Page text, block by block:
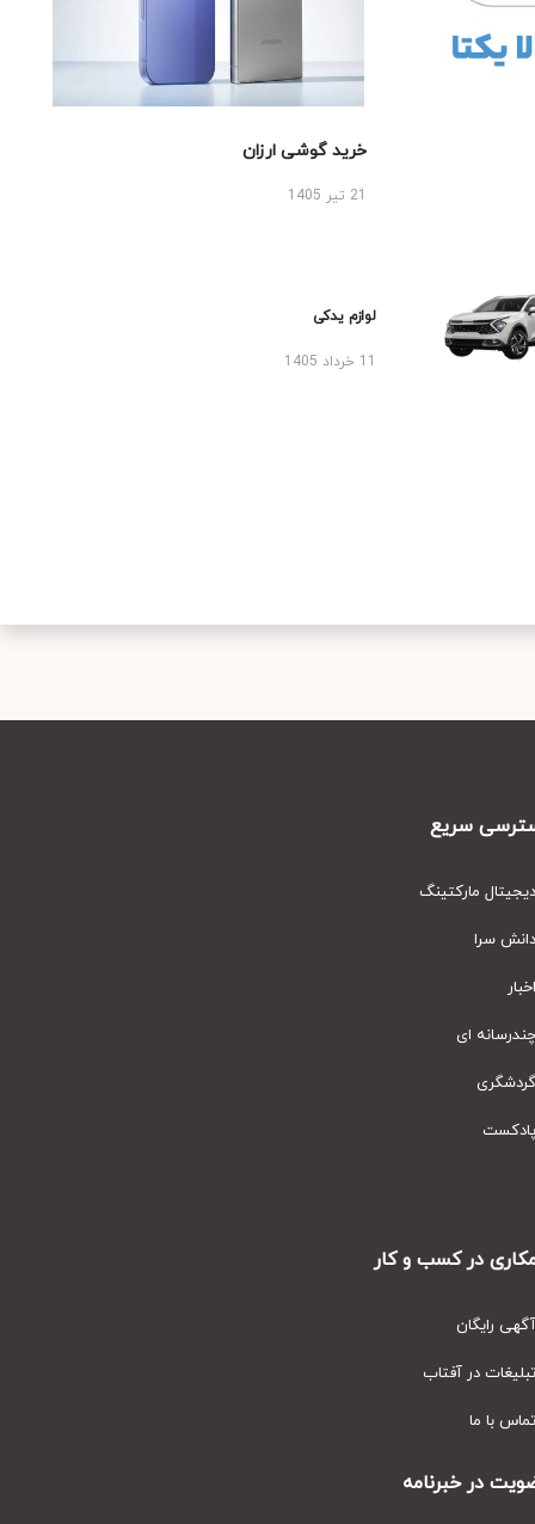
خرید گوشی ارزان
لوازم یدکی
سریع
مارکتینگ
سرا
ای
در کسب و کار
رایگان
در آفتاب
با ما
در خبرنامه